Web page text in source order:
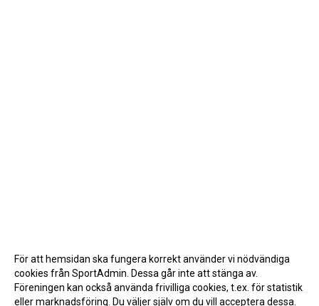
För att hemsidan ska fungera korrekt använder vi nödvändiga
cookies från SportAdmin. Dessa går inte att stänga av.
Föreningen kan också använda frivilliga cookies, t.ex. för statistik
eller marknadsföring. Du väljer själv om du vill acceptera dessa.